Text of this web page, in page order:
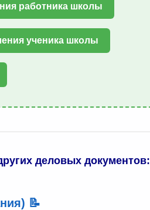
работника школы
ученика школы
деловых документов:
📝